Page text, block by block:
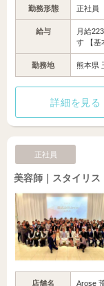
勤務形態 正社員
給与
月給
す 【基
勤務地 熊本県
詳細を見る
正社員
美容師｜スタイリス
店舗名 Arose